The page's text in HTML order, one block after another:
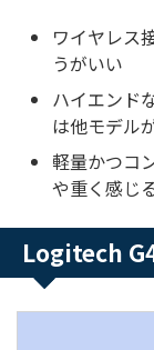
ワイヤレス
うがいい
ハイエンド
は他モデル
軽量かつコ
や重く感じ
Logitech